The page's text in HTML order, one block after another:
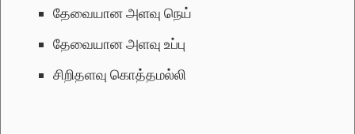
தேவையான அளவு நெய்
தேவையான அளவு உப்பு
சிறிதளவு கொத்தமல்லி